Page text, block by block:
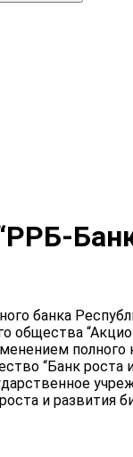
банка
общества
полного
“Банк роста и
и развития